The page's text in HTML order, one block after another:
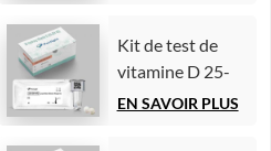
homogène)
Kit de test de
vitamine D 25-
hydroxy (essai
EN SAVOIR PLUS